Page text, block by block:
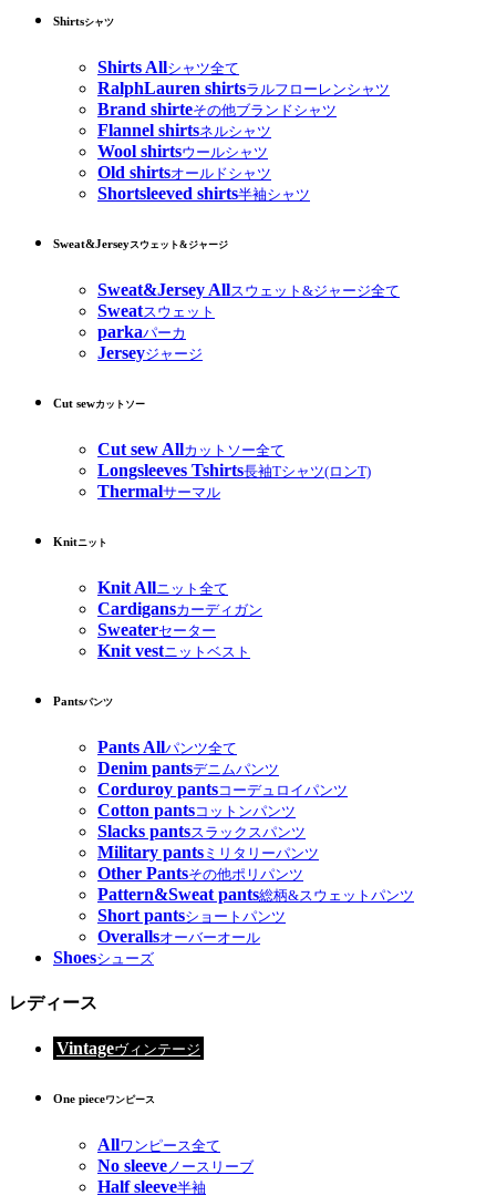
Shirtsシャツ
Shirts Allシャツ全て
RalphLauren shirtsラルフローレンシャツ
Brand shirteその他ブランドシャツ
Flannel shirtsネルシャツ
Wool shirtsウールシャツ
Old shirtsオールドシャツ
Shortsleeved shirts半袖シャツ
Sweat&Jerseyスウェット&ジャージ
Sweat&Jersey Allスウェット&ジャージ全て
Sweatスウェット
parkaパーカ
Jerseyジャージ
Cut sewカットソー
Cut sew Allカットソー全て
Longsleeves Tshirts長袖Tシャツ(ロンT)
Thermalサーマル
Knitニット
Knit Allニット全て
Cardigansカーディガン
Sweaterセーター
Knit vestニットベスト
Pantsパンツ
Pants Allパンツ全て
Denim pantsデニムパンツ
Corduroy pantsコーデュロイパンツ
Cotton pantsコットンパンツ
Slacks pantsスラックスパンツ
Military pants ミリタリーパンツ
Other Pantsその他ポリパンツ
Pattern&Sweat pants総柄&スウェットパンツ
Short pantsショートパンツ
Overallsオーバーオール
Shoesシューズ
レディース
Vintageヴィンテージ
One pieceワンピース
Allワンピース全て
No sleeveノースリーブ
Half sleeve半袖